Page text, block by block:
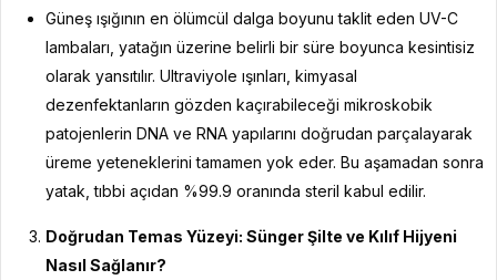
Güneş ışığının en ölümcül dalga boyunu taklit eden UV-C
lambaları, yatağın üzerine belirli bir süre boyunca kesintisiz
olarak yansıtılır. Ultraviyole ışınları, kimyasal
dezenfektanların gözden kaçırabileceği mikroskobik
patojenlerin DNA ve RNA yapılarını doğrudan parçalayarak
üreme yeteneklerini tamamen yok eder. Bu aşamadan sonra
yatak, tıbbi açıdan %99.9 oranında steril kabul edilir.
Doğrudan Temas Yüzeyi: Sünger Şilte ve Kılıf Hijyeni
Nasıl Sağlanır?